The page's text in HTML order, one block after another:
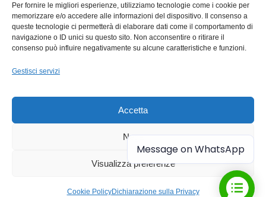
Per fornire le migliori esperienze, utilizziamo tecnologie come i cookie per
memorizzare e/o accedere alle informazioni del dispositivo. Il consenso a
queste tecnologie ci permetterà di elaborare dati come il comportamento di
navigazione o ID unici su questo sito. Non acconsentire o ritirare il
consenso può influire negativamente su alcune caratteristiche e funzioni.
Gestisci servizi
Accetta
Nega
Visualizza preferenze
Cookie PolicyDichiarazione sulla Privacy
officina.hotel@pec.it – info@officinahotel.com
Message on WhatsApp